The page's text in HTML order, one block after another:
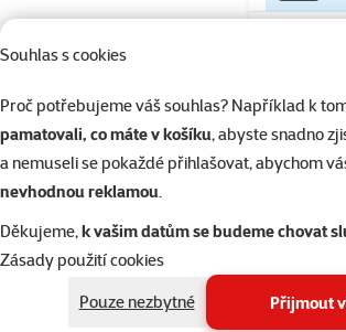
Souhlas s cookies
Proč potřebujeme váš souhlas? Například k
pamatovali, co máte v košíku, abyste snadno
a nemuseli se pokaždé přihlašovat, abychom
nevhodnou reklamou.
Děkujeme,k vašim datům se budeme chovat
Zásady použití cookies
Pouze nezbytné
Přijmout